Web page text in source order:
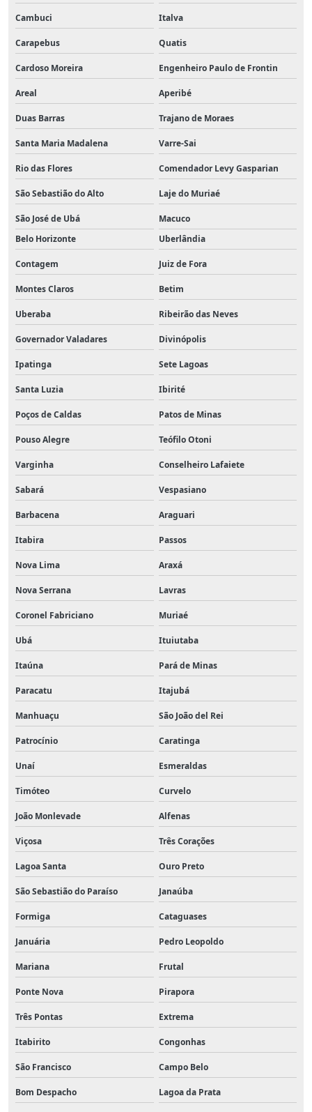
Cambuci Italva
Carapebus Quatis
Cardoso Moreira Engenheiro Paulo de Frontin
Areal Aperibé
Duas Barras Trajano de Moraes
Santa Maria Madalena Varre-Sai
Rio das Flores Comendador Levy Gasparian
São Sebastião do Alto Laje do Muriaé
São José de Ubá
Macuco
Belo Horizonte
Uberlândia
Contagem Juiz de Fora
Montes Claros Betim
Uberaba Ribeirão das Neves
Governador Valadares Divinópolis
Ipatinga Sete Lagoas
Santa Luzia Ibirité
Poços de Caldas Patos de Minas
Pouso Alegre Teófilo Otoni
Varginha Conselheiro Lafaiete
Sabará Vespasiano
Barbacena Araguari
Itabira Passos
Nova Lima Araxá
Nova Serrana Lavras
Coronel Fabriciano Muriaé
Ubá Ituiutaba
Itaúna Pará de Minas
Paracatu Itajubá
Manhuaçu São João del Rei
Patrocínio Caratinga
Unaí Esmeraldas
Timóteo Curvelo
João Monlevade Alfenas
Viçosa Três Corações
Lagoa Santa Ouro Preto
São Sebastião do Paraíso Janaúba
Formiga Cataguases
Januária Pedro Leopoldo
Mariana Frutal
Ponte Nova Pirapora
Três Pontas Extrema
Itabirito Congonhas
São Francisco Campo Belo
Bom Despacho Lagoa da Prata